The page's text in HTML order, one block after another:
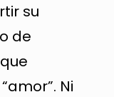
su
de
Ni